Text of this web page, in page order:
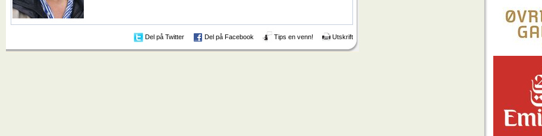
Del på Twitter Del på Facebook Tips en venn! Utskrift